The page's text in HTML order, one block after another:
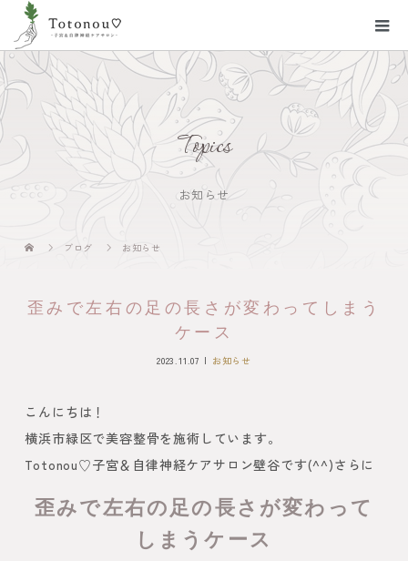
Topics
お知らせ
ブログ お知らせ
歪みで左右の足の長さが変わってしまう
ケース
2023.11.07 お知らせ
こんにちは！
横浜市緑区で美容整骨を施術しています。
Totonou♡子宮＆自律神経ケアサロン壁谷です(^^)さらに
歪みで左右の足の長さが変わって
しまうケース